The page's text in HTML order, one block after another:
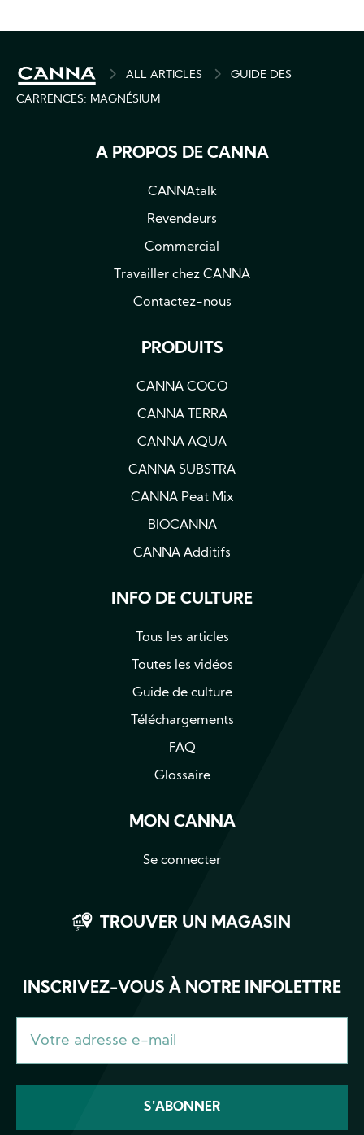
BREADCRUMBALL ARTICLES
GUIDE DES
CARRENCES: MAGNÉSIUM
A PROPOS DE CANNA
CANNAtalk
Revendeurs
Commercial
Travailler chez CANNA
Contactez-nous
PRODUITS
CANNA COCO
CANNA TERRA
CANNA AQUA
CANNA SUBSTRA
CANNA Peat Mix
BIOCANNA
CANNA Additifs
INFO DE CULTURE
Tous les articles
Toutes les vidéos
Guide de culture
Téléchargements
FAQ
Glossaire
MON CANNA
Se connecter
TROUVER UN MAGASIN
INSCRIVEZ-VOUS À NOTRE INFOLETTRE